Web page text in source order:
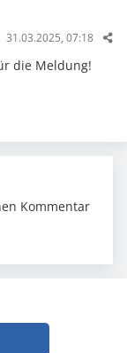
31.03.2025, 07:18
die Meldung!
Kommentar